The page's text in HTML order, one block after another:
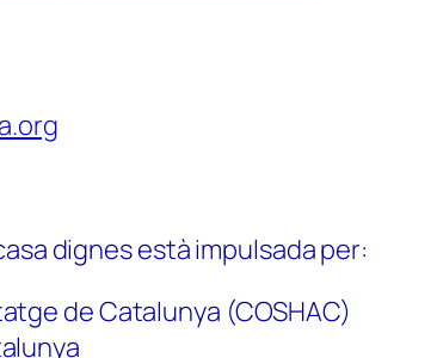
dignes està impulsada per:
de Catalunya (COSHAC)